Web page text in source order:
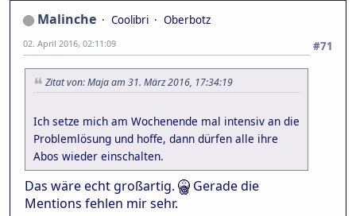
Malinche Coolibri
Oberbotz
#71
02. April 2016, 02:11:09
Zitat von: Maja am 31. März 2016, 17:34:19
Ich setze mich am Wochenende mal intensiv an die
Problemlösung und hoffe, dann dürfen alle ihre
Abos wieder einschalten.
Das wäre echt großartig.
Gerade die
Mentions fehlen mir sehr.